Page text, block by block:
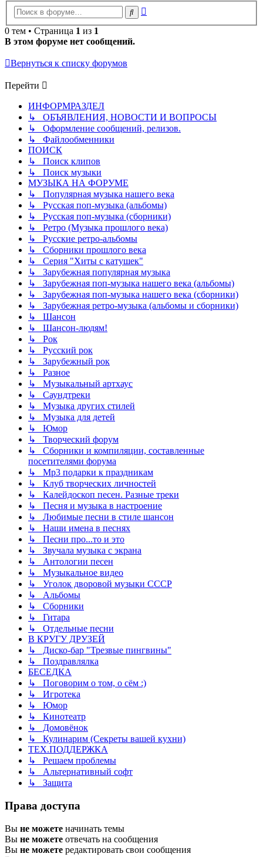
Поиск
0 тем • Страница 1 из 1
В этом форуме нет сообщений.
Вернуться к списку форумов
Перейти
ИНФОРМРАЗДЕЛ
↳ ОБЪЯВЛЕНИЯ, НОВОСТИ И ВОПРОСЫ
↳ Оформление сообщений, релизов.
↳ Файлообменники
ПОИСК
↳ Поиск клипов
↳ Поиск музыки
МУЗЫКА НА ФОРУМЕ
↳ Популярная музыка нашего века
↳ Русская поп-музыка (альбомы)
↳ Русская поп-музыка (сборники)
↳ Ретро (Музыка прошлого века)
↳ Русские ретро-альбомы
↳ Сборники прошлого века
↳ Серия "Хиты с катушек"
↳ Зарубежная популярная музыка
↳ Зарубежная поп-музыка нашего века (альбомы)
↳ Зарубежная поп-музыка нашего века (сборники)
↳ Зарубежная ретро-музыка (альбомы и сборники)
↳ Шансон
↳ Шансон-людям!
↳ Рок
↳ Русский рок
↳ Зарубежный рок
↳ Разное
↳ Музыкальный артхаус
↳ Саундтреки
↳ Музыка других стилей
↳ Музыка для детей
↳ Юмор
↳ Творческий форум
↳ Сборники и компиляции, составленные
посетителями форума
↳ Mp3 подарки к праздникам
↳ Клуб творческих личностей
↳ Калейдоскоп песен. Разные треки
↳ Песня и музыка в настроение
↳ Любимые песни в стиле шансон
↳ Наши имена в песнях
↳ Песни про...то и это
↳ Звучала музыка с экрана
↳ Антологии песен
↳ Музыкальное видео
↳ Уголок дворовой музыки СССР
↳ Альбомы
↳ Сборники
↳ Гитара
↳ Отдельные песни
В КРУГУ ДРУЗЕЙ
↳ Диско-бар "Трезвые пингвины"
↳ Поздравлялка
БЕСЕДКА
↳ Поговорим о том, о сём :)
↳ Игротека
↳ Юмор
↳ Кинотеатр
↳ Домовёнок
↳ Кулинарим (Секреты вашей кухни)
ТЕХ.ПОДДЕРЖКА
↳ Решаем проблемы
↳ Альтернативный софт
↳ Защита
Права доступа
Вы не можете начинать темы
Вы не можете отвечать на сообщения
Вы не можете редактировать свои сообщения